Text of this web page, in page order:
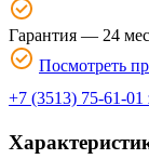
Гарантия — 24
Посмотреть
+7 (3513) 75-61-01